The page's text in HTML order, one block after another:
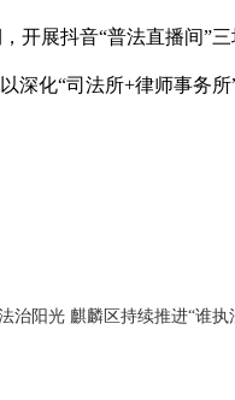
开展抖音“普法直播间”
深化“司法所+律师事务
治阳光 麒麟区持续推进“谁